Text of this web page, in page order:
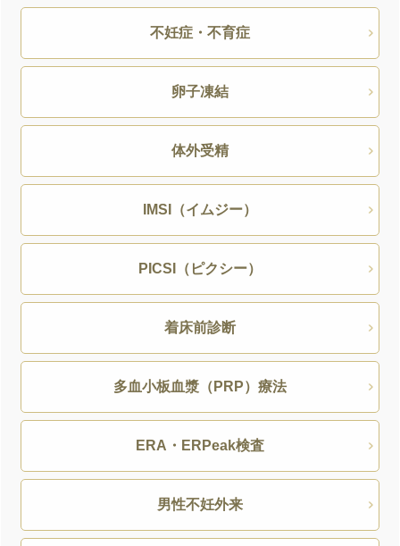
不妊症・不育症
卵子凍結
体外受精
IMSI（イムジー）
PICSI（ピクシー）
着床前診断
多血小板血漿（PRP）療法
ERA・ERPeak検査
男性不妊外来